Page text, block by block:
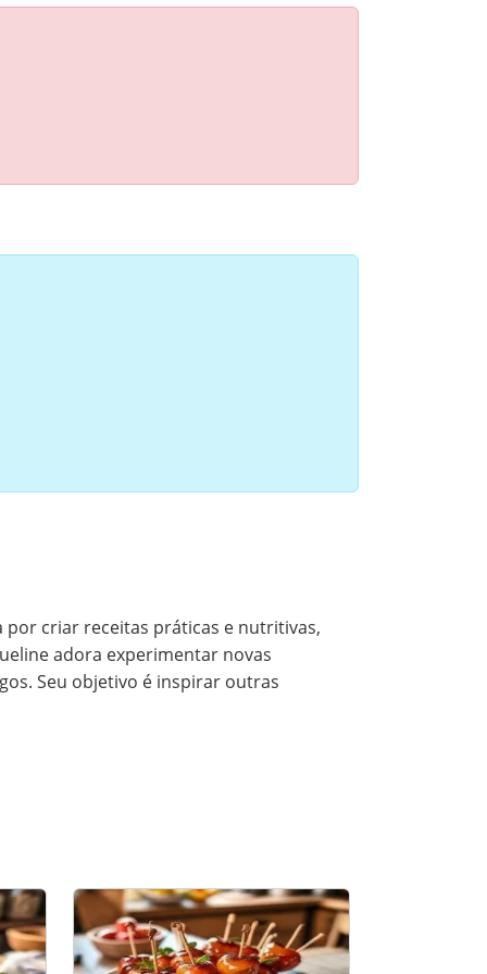
por criar receitas práticas e nutritivas,
adora experimentar novas
Seu objetivo é inspirar outras